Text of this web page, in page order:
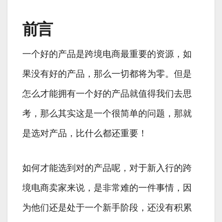
前言
一个好的产品是跨境电商最重要的资源，如
果没有好的产品，那么一切都将为零。但是
怎么才能拥有一个好的产品就值得我们去思
考，那么其实这是一个很简单的问题，那就
是选对产品，比什么都还重要！
如何才能选到对的产品呢，对于新入行的跨
境电商卖家来说，是非常难的一件事情，因
为他们还是处于一个新手阶段，还没有积累